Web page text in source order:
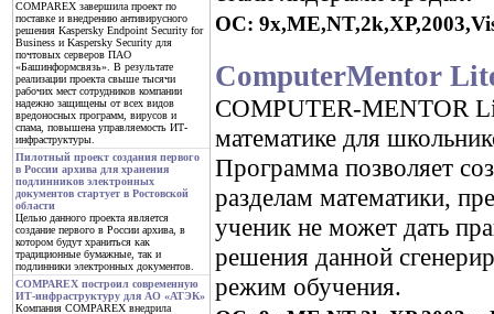
COMPAREX завершила проект по
поставке и внедрению антивирусного
решения Kaspersky Endpoint Security for
Business и Kaspersky Security для
почтовых серверов ПАО
«Башинформсвязь». В результате
реализации проекта свыше тысячи
рабочих мест сотрудников компании
надежно защищены от всех видов
вредоносных программ, вирусов и
спама, повышена управляемость ИТ-
инфраструктуры.
Пилотный проект создания первого
в России архива для хранения
подлинников электронных
документов стартует в Ростовской
области
Целью данного проекта является
создание первого в России архива, в
котором будут храниться как
традиционные бумажные, так и
подлинники электронных документов.
COMPAREX построил современную
ИТ-инфраструктуру для АО «АТЭК»
Компания COMPAREX внедрила
ОС:
ComputerMentor
COMPUTER-MENTOR
математике для
Программа позволяет
разделам математики,
ученик не может дать
решения данной
режим обучения.